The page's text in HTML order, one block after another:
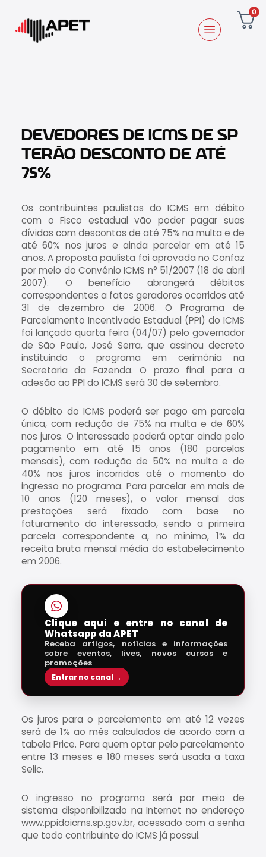
0
DEVEDORES DE ICMS DE SP
TERÃO DESCONTO DE ATÉ
75%
Os contribuintes paulistas do ICMS em débito
com o Fisco estadual vão poder pagar suas
dívidas com descontos de até 75% na multa e de
até 60% nos juros e ainda parcelar em até 15
anos. A proposta paulista foi aprovada no Confaz
por meio do Convênio ICMS n° 51/2007 (18 de abril
2007). O benefício abrangerá débitos
correspondentes a fatos geradores ocorridos até
31 de dezembro de 2006. O Programa de
Parcelamento Incentivado Estadual (PPI) do ICMS
foi lançado quarta feira (04/07) pelo governador
de São Paulo, José Serra, que assinou decreto
instituindo o programa em cerimônia na
Secretaria da Fazenda. O prazo final para a
adesão ao PPI do ICMS será 30 de setembro.
O débito do ICMS poderá ser pago em parcela
única, com redução de 75% na multa e de 60%
nos juros. O interessado poderá optar ainda pelo
pagamento em até 15 anos (180 parcelas
mensais), com redução de 50% na multa e de
40% nos juros incorridos até o momento do
ingresso no programa. Para parcelar em mais de
10 anos (120 meses), o valor mensal das
prestações será fixado com base no
faturamento do interessado, sendo a primeira
parcela correspondente a, no mínimo, 1% da
receita bruta mensal média do estabelecimento
em 2006.
Clique aqui e entre no canal de
Whatsapp da APET
Receba artigos, notícias e informações
sobre eventos, lives, novos cursos e
promoções
Entrar no canal →
Os juros para o parcelamento em até 12 vezes
será de 1% ao mês calculados de acordo com a
tabela Price. Para quem optar pelo parcelamento
entre 13 meses e 180 meses será usada a taxa
Selic.
O ingresso no programa será por meio de
sistema disponibilizado na Internet no endereço
www.ppidoicms.sp.gov.br, acessado com a senha
que todo contribuinte do ICMS já possui.